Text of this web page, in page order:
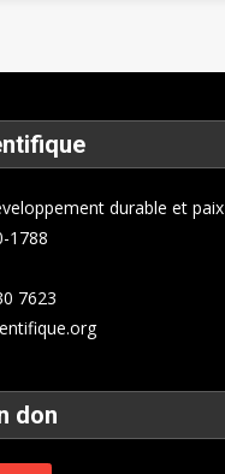
durable et paix
1788
7623
don